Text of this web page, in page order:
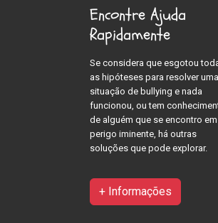
Encontre Ajuda
Rapidamente
Se considera que esgotou
as hipóteses para resolver uma
situação de bullying e nada
funcionou, ou tem
de alguém que se encontro em
perigo iminente, há outras
soluções que pode explorar.
+ Informações